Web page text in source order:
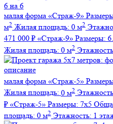
малая форма «Страж-9»
м2 Жилая площадь: 0 м2
471 000 ₽ «Страж-9» Размеры:
Жилая площадь: 0 м2
малая форма «Страж-5»
Жилая площадь: 0 м2
₽ «Страж-5» Размеры: 7х5
площадь: 0 м2 Этажность: 1